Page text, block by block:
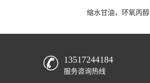
缩水甘油，环氧丙醇
13517244184
服务咨询热线